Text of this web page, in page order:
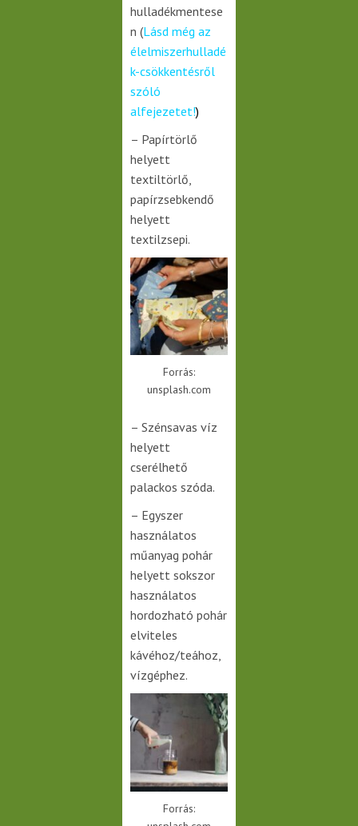
hulladékmentese
n (Lásd még az
élelmiszerhulladé
k-csökkentésről
szóló
alfejezetet!)
– Papírtörlő
helyett
textiltörlő,
papírzsebkendő
helyett
textilzsepi.
Forrás:
unsplash.com
– Szénsavas víz
helyett
cserélhető
palackos szóda.
– Egyszer
használatos
műanyag pohár
helyett sokszor
használatos
hordozható pohár
elviteles
kávéhoz/teához,
vízgéphez.
Forrás: